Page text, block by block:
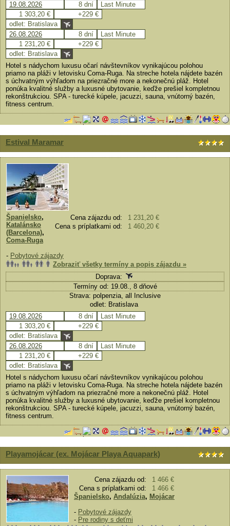
19.08.2026
8 dní
Last Minute
1 303,20 €
+229 €
odlet: Bratislava
26.08.2026
8 dní
Last Minute
1 231,20 €
+229 €
odlet: Bratislava
Hotel s nádychom luxusu očarí návštevníkov vynikajúcou polohou
priamo na pláži v letovisku Coma-Ruga. Na streche hotela nájdete bazén
s úchvatným výhľadom na priezračné more a nekonečnú pláž. Hotel
ponúka kvalitné služby a luxusné ubytovanie, keďže prešiel kompletnou
rekonštrukciou. SPA - turecké kúpele, jacuzzi, sauna, vnútorný bazén,
fitness centrum.
Estival Maramar
Cena zájazdu od:
1 231,20 €
Cena s príplatkami od:
1 460,20 €
Španielsko,
Katalánsko
(Barcelona),
Coma-Ruga
- Pobytové zájazdy
Zobraziť všetky termíny a popis zájazdu »
Doprava:
Termíny od: 19.08., 8 dňové
Strava: polpenzia, all Inclusive
odlet: Bratislava
19.08.2026
8 dní
Last Minute
1 303,20 €
+229 €
odlet: Bratislava
26.08.2026
8 dní
Last Minute
1 231,20 €
+229 €
odlet: Bratislava
Hotel s nádychom luxusu očarí návštevníkov vynikajúcou polohou
priamo na pláži v letovisku Coma-Ruga. Na streche hotela nájdete bazén
s úchvatným výhľadom na priezračné more a nekonečnú pláž. Hotel
ponúka kvalitné služby a luxusné ubytovanie, keďže prešiel kompletnou
rekonštrukciou. SPA - turecké kúpele, jacuzzi, sauna, vnútorný bazén,
fitness centrum.
Playamojácar (ex. Mojácar Playa Aquapark)
Cena zájazdu od:
1 466 €
Cena s príplatkami od:
1 466 €
Španielsko, Andalúzia, Mojácar
- Pobytové zájazdy
- Pre rodiny s deťmi